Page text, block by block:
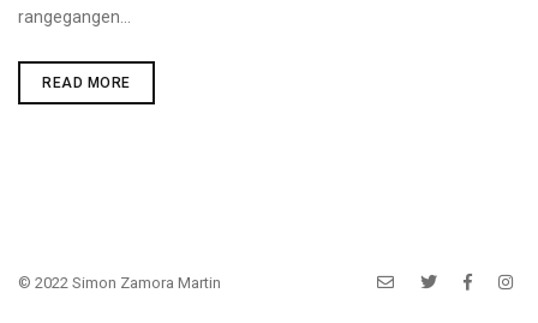
rangegangen…
READ MOREINTERVIEW:
»DIESER
© 2022 Simon Zamora Martin